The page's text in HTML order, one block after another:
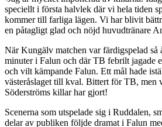
speciellt i första halvlek där vi hela tiden
kommer till farliga lägen. Vi har blivit
en påtagligt glad och nöjd huvudtränare
När Kungälv matchen var färdigspelad så
minuter i Falun och där TB febrilt jagade
och vilt kämpande Falun. Ett mål hade
västeråslaget till kval. Bittert för TB, men
Söderströms killar har gjort!
Scenerna som utspelade sig i Ruddalen,
delar av publiken följde dramat i Falun